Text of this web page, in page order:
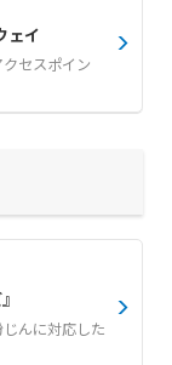
ェイ
セスポイン
んに対応した